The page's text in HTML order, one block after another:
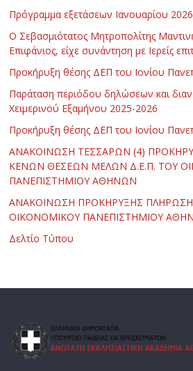
Πρόγραμμα εξετάσεων Ιανουαρίου 2026
Ο Σεβασμιότατος Μητροπολίτης
Επιφάνιος, είχε συνάντηση με Ιερείς
Προκήρυξη θέσης ΔΕΠ του Ιονίου
Παράταση περιόδου δηλώσεων και
Χειμερινού Εξαμήνου 2025-2026
Προκήρυξη θέσης ΔΕΠ του Ιονίου
ΑΝΑΚΟΙΝΩΣΗ ΤΕΣΣΑΡΩΝ (4)
ΚΕΝΩΝ ΘΕΣΕΩΝ ΜΕΛΩΝ Δ.Ε.Π. ΤΟΥ
ΠΑΝΕΠΙΣΤΗΜΙΟΥ ΑΘΗΝΩΝ
ΑΝΑΚΟΙΝΩΣΗ ΠΡΟΚΗΡΥΞΗΣ
ΟΙΚΟΝΟΜΙΚΟΥ ΠΑΝΕΠΙΣΤΗΜΙΟΥ
Δελτίο Τύπου